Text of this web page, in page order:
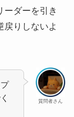
ーダーを引き
戻りしないよ
質問者さん